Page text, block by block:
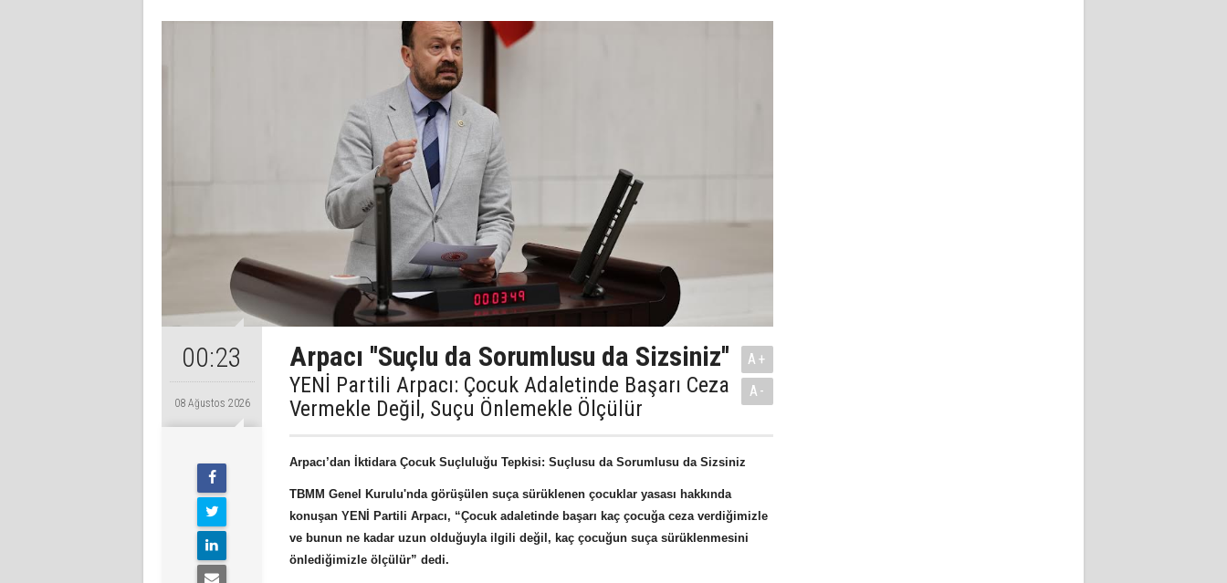
00:23
08 Ağustos 2026
Arpacı ''Suçlu da Sorumlusu da Sizsiniz''
YENİ Partili Arpacı: Çocuk Adaletinde Başarı Ceza
Vermekle Değil, Suçu Önlemekle Ölçülür
A+
A-
Arpacı’dan İktidara Çocuk Suçluluğu Tepkisi: Suçlusu da Sorumlusu da Sizsiniz
TBMM Genel Kurulu'nda görüşülen suça sürüklenen çocuklar yasası hakkında
konuşan YENİ Partili Arpacı, “Çocuk adaletinde başarı kaç çocuğa ceza verdiğimizle
ve bunun ne kadar uzun olduğuyla ilgili değil, kaç çocuğun suça sürüklenmesini
önlediğimizle ölçülür” dedi.